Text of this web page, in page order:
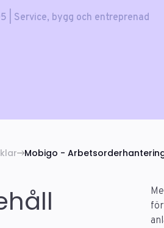
| Service, bygg och entreprenad
Mobigo -